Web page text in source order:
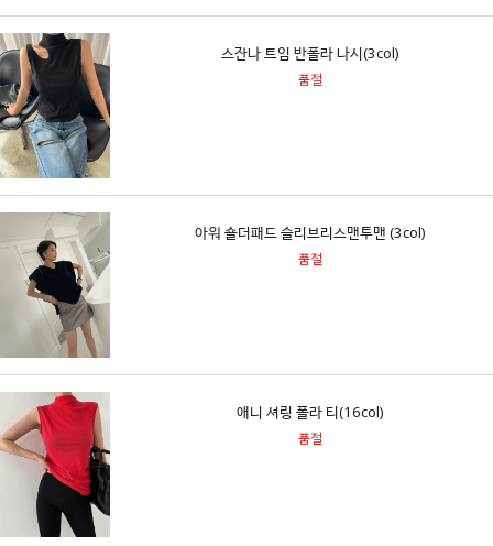
스잔나 트임 반폴라 나시(3col)
품절
아워 숄더패드 슬리브리스맨투맨 (3col)
품절
애니 셔링 폴라 티(16col)
품절